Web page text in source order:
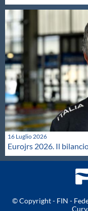
16 Luglio 2026
Eurojrs 2026. Il
© Copyright - FIN -